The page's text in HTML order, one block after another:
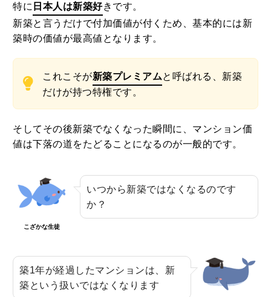
特に 日本人は新築好きです。
新築と言うだけで付加価値が付くため、基本的には新
築時の価値が最高値となります。
これこそが新築プレミアムと呼ばれる、新築
だけが持つ特権です。
そしてその後新築でなくなった瞬間に、マンション価
値は下落の道をたどることになるのが一般的です。
こざかな生徒
いつから新築ではなくなるのです
か？
築1年が経過したマンションは、新
築という扱いではなくなります